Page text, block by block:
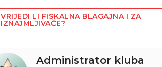
VRIJEDI LI FISKALNA BLAGAJNA I ZA
IZNAJMLJIVAČE?
Administrator kluba